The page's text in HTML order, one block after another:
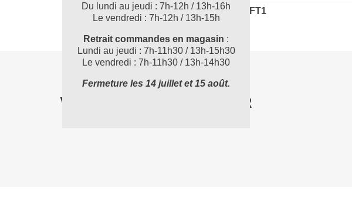
BR566231_FT1
VOUS POUVEZ AUSSI AIMER
Du lundi au jeudi : 7h-12h / 13h-16h
Le vendredi : 7h-12h / 13h-15h
Retrait commandes en magasin :
Lundi au jeudi : 7h-11h30 / 13h-15h30
Le vendredi : 7h-11h30 / 13h-14h30
Fermeture les 14 juillet et 15 août.